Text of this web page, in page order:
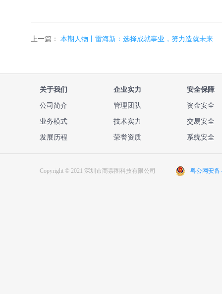
上一篇： 本期人物丨雷海新：选择成就事业，努力造就未来
关于我们
公司简介
业务模式
发展历程
企业实力
管理团队
技术实力
荣誉资质
安全保障
资金安全
交易安全
系统安全
Copyright © 2021 深圳市商票圈科技有限公司 粤公网安备